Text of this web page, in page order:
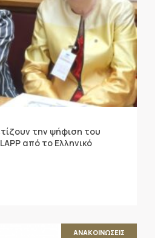
την ψήφιση του
από το Ελληνικό
ΑΝΑΚΟΙΝΩΣΕΙΣ